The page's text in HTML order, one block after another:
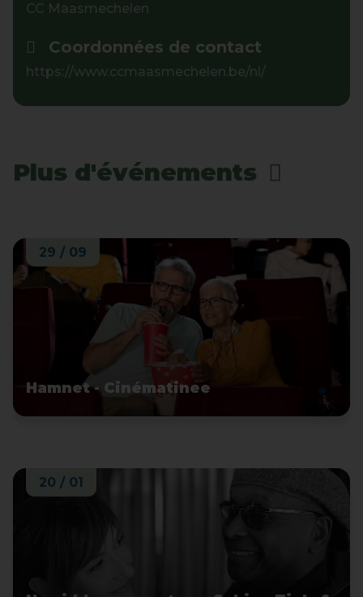
CC Maasmechelen
Coordonnées de contact
https://www.ccmaasmechelen.be/nl/
Plus d'événements
Hamnet - Cinématinee
29 / 09
20 / 01